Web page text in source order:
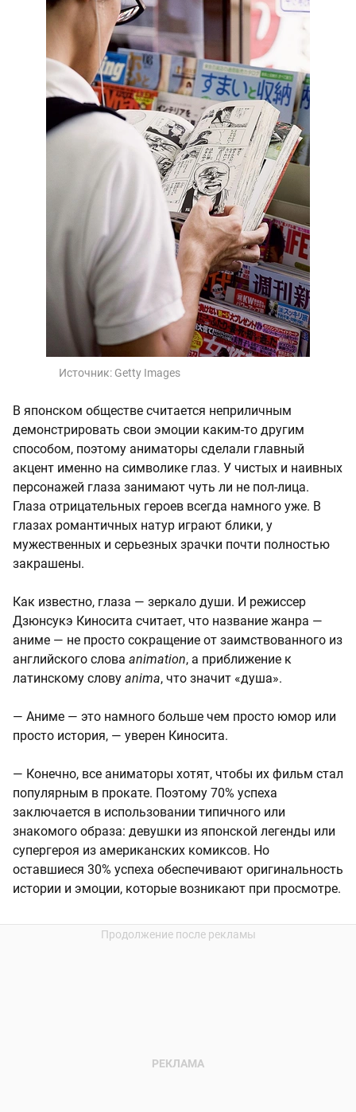
Источник: Getty Images
В японском обществе считается неприличным
демонстрировать свои эмоции каким-то другим
способом, поэтому аниматоры сделали главный
акцент именно на символике глаз. У чистых и наивных
персонажей глаза занимают чуть ли не пол-лица.
Глаза отрицательных героев всегда намного уже. В
глазах романтичных натур играют блики, у
мужественных и серьезных зрачки почти полностью
закрашены.
Как известно, глаза — зеркало души. И режиссер
Дзюнсукэ Киносита считает, что название жанра —
аниме — не просто сокращение от заимствованного из
английского слова animation, а приближение к
латинскому слову anima, что значит «душа».
— Аниме — это намного больше чем просто юмор или
просто история, — уверен Киносита.
— Конечно, все аниматоры хотят, чтобы их фильм стал
популярным в прокате. Поэтому 70% успеха
заключается в использовании типичного или
знакомого образа: девушки из японской легенды или
супергероя из американских комиксов. Но
оставшиеся 30% успеха обеспечивают оригинальность
истории и эмоции, которые возникают при просмотре.